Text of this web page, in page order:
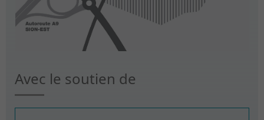
Avec le soutien de